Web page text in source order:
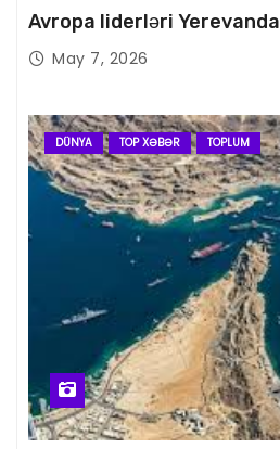
Avropa liderləri Yerevanda
May 7, 2026
DÜNYA TOP XƏBƏR TOPLUM